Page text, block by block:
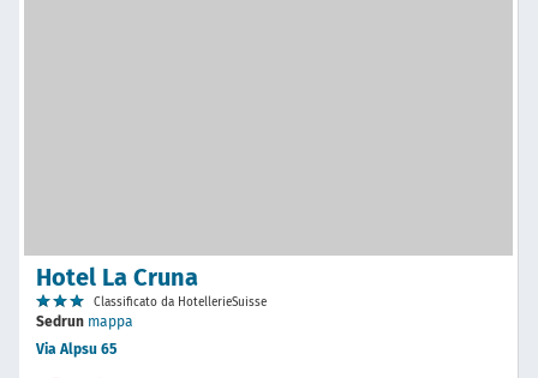
Hotel La Cruna
Classificato da HotellerieSuisse
Sedrun mappa
Via Alpsu 65